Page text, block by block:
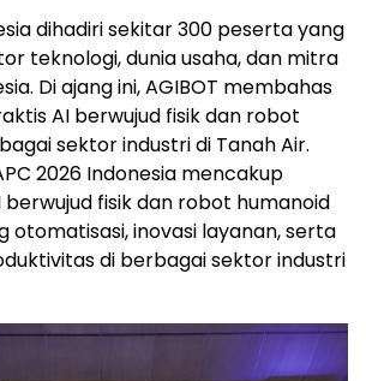
dihadiri sekitar 300 peserta yang
teknologi, dunia usaha, dan mitra
Di ajang ini, AGIBOT membahas
AI berwujud fisik dan robot
sektor industri di Tanah Air.
2026 Indonesia mencakup
fisik dan robot humanoid
otomatisasi, inovasi layanan, serta
di berbagai sektor industri